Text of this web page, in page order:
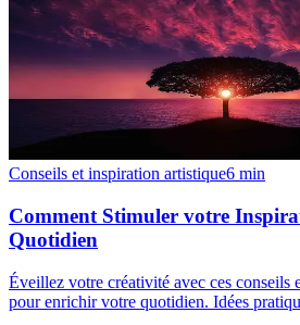
Conseils et inspiration artistique6 min
Comment Stimuler votre
Quotidien
Éveillez votre créativité avec ces conseils
pour enrichir votre quotidien. Idées